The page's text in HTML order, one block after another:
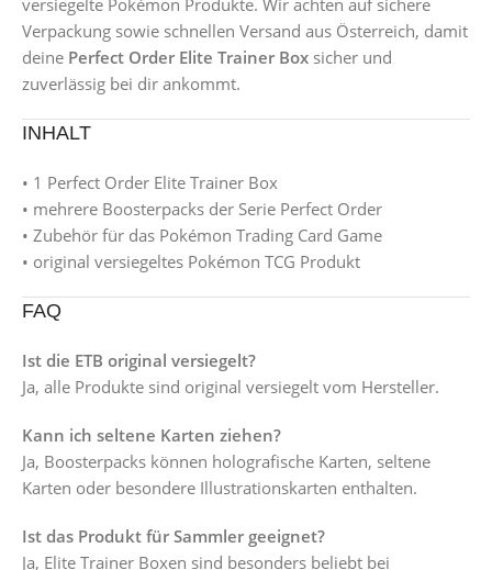
Verpackung sowie schnellen Versand aus Österreich, damit
deine Perfect Order Elite Trainer Box sicher und
zuverlässig bei dir ankommt.
INHALT
• 1 Perfect Order Elite Trainer Box
• mehrere Boosterpacks der Serie Perfect Order
• Zubehör für das Pokémon Trading Card Game
• original versiegeltes Pokémon TCG Produkt
FAQ
Ist die ETB original versiegelt?
Ja, alle Produkte sind original versiegelt vom Hersteller.
Kann ich seltene Karten ziehen?
Ja, Boosterpacks können holografische Karten, seltene
Karten oder besondere Illustrationskarten enthalten.
Ist das Produkt für Sammler geeignet?
Ja, Elite Trainer Boxen sind besonders beliebt bei